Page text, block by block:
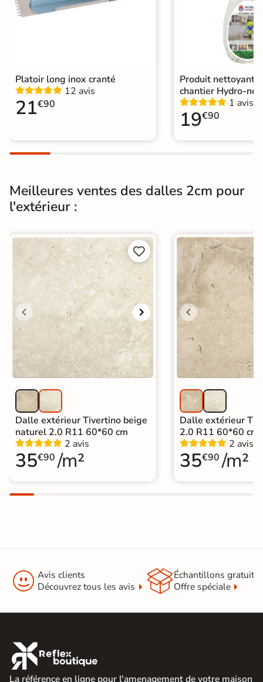
Platoir long inox cranté
12 avis
21€90
Produit nettoyant
chantier Hydro-net
1 avis
19€90
Meilleures ventes des dalles 2cm pour
l'extérieur :


Dalle extérieur Tivertino beige
naturel 2.0 R11 60*60 cm
2 avis
35€90 /m²
Dalle extérieur
2.0 R11 60*60 cm
2 avis
35€90 /m²
 Avis clients
Découvrez tous les avis
Échantillons gratuit
Offre spéciale

La référence en ligne pour l'amenagement de votre maison